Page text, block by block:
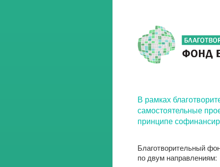
В рамках
самостоятельные
принципе
Благотворительный
по двум направлениям: